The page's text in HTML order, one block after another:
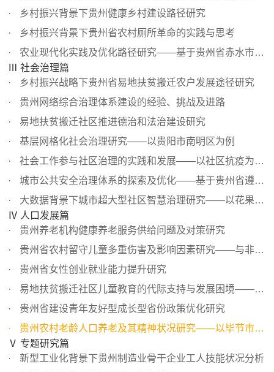
乡村振兴背景下贵州健康乡村建设路径研究
乡村振兴背景下贵州省农村厕所革命的实践与思考
农业现代化实践及优化路径研究——基于贵州省赤水市的调查...
Ⅲ 社会治理篇
乡村振兴战略下贵州省易地扶贫搬迁农户发展途径研究
贵州网络综合治理体系建设的经验、挑战及进路
易地扶贫搬迁社区推进德治和法治建设研究
基层网格化社会治理研究——以贵阳市南明区为例
社会工作参与社区治理的实践和发展——以社区抗疫为背景的...
城市公共安全治理体系的探索及优化——基于贵州省遵义市的...
大数据背景下城市超大型社区智慧治理研究——以花果园为例
Ⅳ 人口发展篇
贵州养老机构健康养老服务供给问题及对策研究
贵州省农村留守儿童多重伤害及影响因素研究——与非留守儿...
贵州省女性创业就业能力提升研究
易地扶贫搬迁社区儿童教育的代际支持与发展困境——基于贵...
贵州省建设青年友好型成长型省份政策优化研究
贵州农村老龄人口养老及其精神状况研究——以毕节市纳雍县L...
Ⅴ 专题研究篇
新型工业化背景下贵州制造业骨干企业工人技能状况分析